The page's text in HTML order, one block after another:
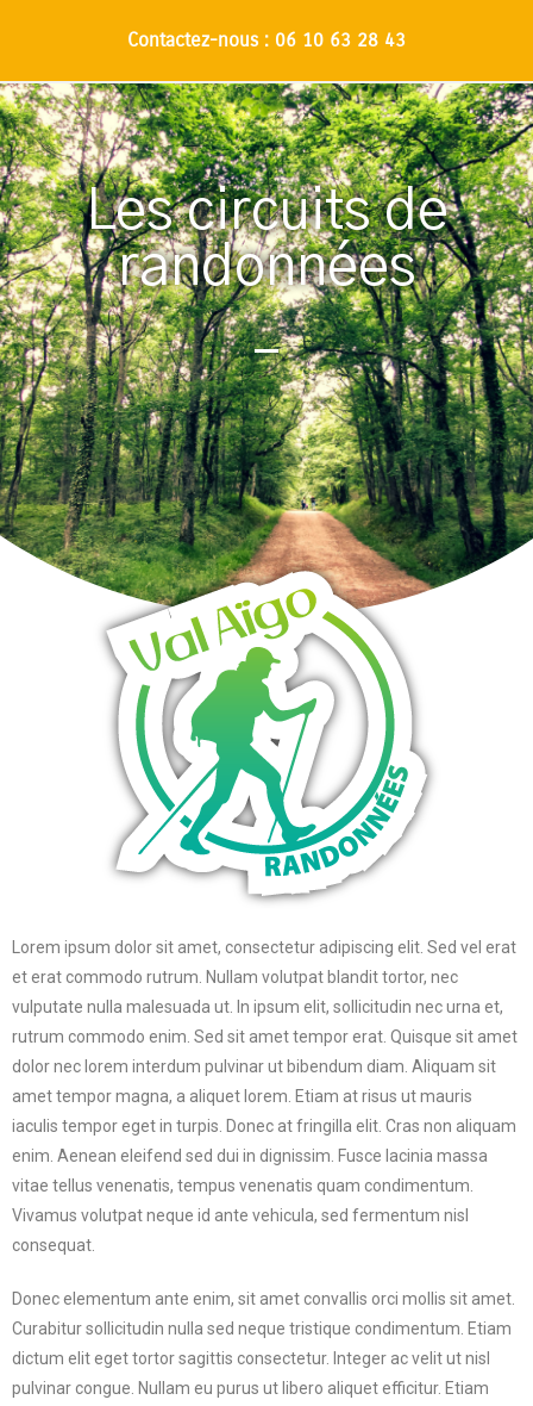
Contactez-nous : 06 10 63 28 43
Les circuits de
randonnées
Lorem ipsum dolor sit amet, consectetur adipiscing elit. Sed vel erat
et erat commodo rutrum. Nullam volutpat blandit tortor, nec
vulputate nulla malesuada ut. In ipsum elit, sollicitudin nec urna et,
rutrum commodo enim. Sed sit amet tempor erat. Quisque sit amet
dolor nec lorem interdum pulvinar ut bibendum diam. Aliquam sit
amet tempor magna, a aliquet lorem. Etiam at risus ut mauris
iaculis tempor eget in turpis. Donec at fringilla elit. Cras non aliquam
enim. Aenean eleifend sed dui in dignissim. Fusce lacinia massa
vitae tellus venenatis, tempus venenatis quam condimentum.
Vivamus volutpat neque id ante vehicula, sed fermentum nisl
consequat.
Donec elementum ante enim, sit amet convallis orci mollis sit amet.
Curabitur sollicitudin nulla sed neque tristique condimentum. Etiam
dictum elit eget tortor sagittis consectetur. Integer ac velit ut nisl
pulvinar congue. Nullam eu purus ut libero aliquet efficitur. Etiam